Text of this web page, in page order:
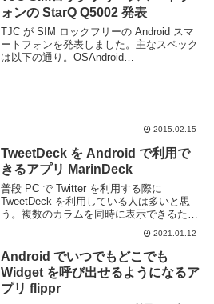
ォンの StarQ Q5002 発表
TJC が SIM ロックフリーの Android スマ
ートフォンを発表しました。主なスペック
は以下の通り。OSAndroid
2015.02.15
TweetDeck を Android で利用で
きるアプリ MarinDeck
普段 PC で Twitter を利用する際に
TweetDeck を利用している人は多いと思
う。複数のカラムを同時に表示できるため
ヘビーユーザーであれば利用者は多い。そ
の TweetDeck を Android スマートフォン
でも快適に利...
2021.01.12
Android でいつでもどこでも
Widget を呼び出せるようになるア
プリ flippr